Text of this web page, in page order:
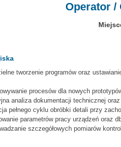
Operator /
tworzenie programów oraz
procesów dla nowych
analiza dokumentacji technicznej
pełnego cyklu obróbki detali przy
parametrów pracy urządzeń oraz
szczegółowych pomiarów